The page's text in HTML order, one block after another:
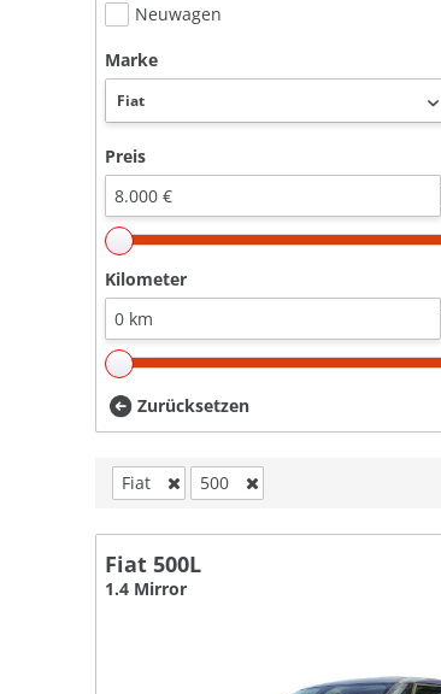
Neuwagen
Marke
Preis
Kilometer
Zurücksetzen
Fiat 500
Fiat 500L
1.4 Mirror